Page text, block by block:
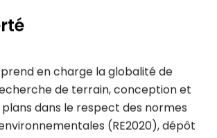
de terrain, conception et
dans le respect des normes
(RE2020), dépôt
permis de construire,